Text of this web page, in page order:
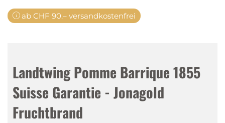
ab CHF 90.– versandkostenfrei
Landtwing Pomme Barrique 1855
Suisse Garantie - Jonagold
Fruchtbrand